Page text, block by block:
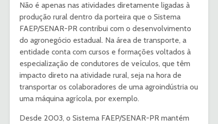
Não é apenas nas atividades diretamente ligadas à
produção rural dentro da porteira que o Sistema
FAEP/SENAR-PR contribui com o desenvolvimento
do agronegócio estadual. Na área de transporte, a
entidade conta com cursos e formações voltados à
especialização de condutores de veículos, que têm
impacto direto na atividade rural, seja na hora de
transportar os colaboradores de uma agroindústria ou
uma máquina agrícola, por exemplo.
Desde 2003, o Sistema FAEP/SENAR-PR mantém